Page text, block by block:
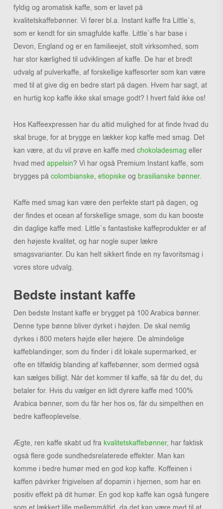
fyldig og aromatisk kaffe, som er lavet på
kvalitetskaffebønner. Vi fører bl.a. Instant kaffe fra Little`s,
som er kendt for sin smagfulde kaffe. Little`s har base i
Devon, England og er en familieejet, stolt virksomhed, som
har stor kærlighed til udviklingen af kaffe. De har et bredt
udvalg af pulverkaffe, af forskellige kaffesorter som kan være
med til at give dig en bedre start på dagen. Hvem har sagt, at
en hurtig kop kaffe ikke skal smage godt? I hvert fald ikke os!
Hos Kaffeexpressen har du altid mulighed for at finde hvad du
skal bruge, for at brygge en lækker kop kaffe med smag. Det
kan være, at du vil prøve en kaffe med chokoladesmag eller
hvad med appelsin? Vi har også Premium Instant kaffe, som
brygges på colombianske, etiopiskeog brasilianske bønner.
Kaffe med smag kan være den perfekte start på dagen, og
der findes et ocean af forskellige smage, som du kan booste
din daglige kaffe med. Little`s fantastiske kaffeprodukter er af
den højeste kvalitet, og har nogle super lækre
smagsvarianter. Du kan helt sikkert finde en ny favoritsmag i
vores store udvalg.
Bedste instant kaffe
Den bedste Instant kaffe er brygget på 100 Arabica bønner.
Denne type bønne bliver dyrket i højden. De skal nemlig
dyrkes i 800 meters højde eller højere. De almindelige
kaffeblandinger, som du finder i dit lokale supermarked, er
ofte en tilfældig blanding af kaffebønner, som dermed også
kan sælges billigt. Når det kommer til kaffe, så får du det, du
betaler for. Hvis du vælger en lidt dyrere kaffe med 100%
Arabica bønner, som du får her hos os, får du simpelthen en
bedre kaffeoplevelse.
Ægte, ren kaffe skabt ud fra kvalitetskaffebønner, har faktisk
også flere gode sundhedsrelaterede effekter. Man kan
komme i bedre humør med en god kop kaffe. Koffeinen i
kaffen påvirker frigivelsen af dopamin i hjernen, som har en
positiv effekt på dit humør. En god kop kaffe kan også fungere